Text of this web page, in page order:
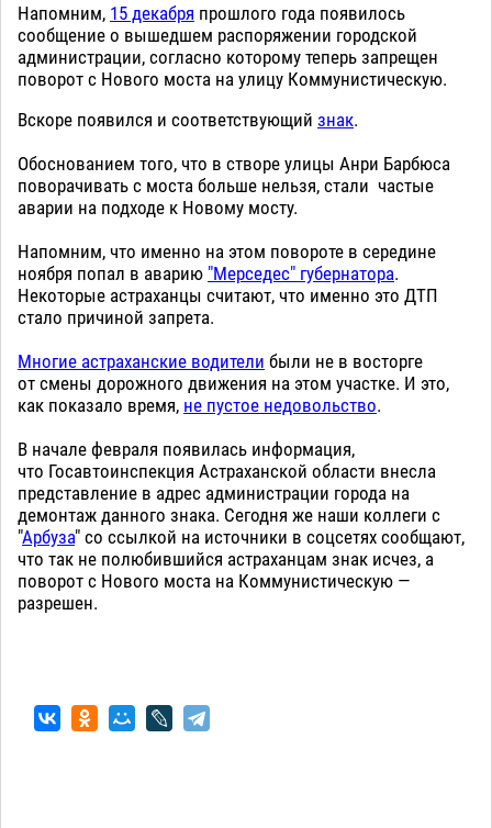
Напомним, 15 декабря прошлого года появилось
сообщение о вышедшем распоряжении городской
администрации, согласно которому теперь запрещен
поворот с Нового моста на улицу Коммунистическую.
Вскоре появился и соответствующий знак.
Обоснованием того, что в створе улицы Анри Барбюса
поворачивать с моста больше нельзя, стали частые
аварии на подходе к Новому мосту.
Напомним, что именно на этом повороте в середине
ноября попал в аварию "Мерседес" губернатора.
Некоторые астраханцы считают, что именно это ДТП
стало причиной запрета.
Многие астраханские водители были не в восторге
от смены дорожного движения на этом участке. И это,
как показало время, не пустое недовольство.
В начале февраля появилась информация,
что Госавтоинспекция Астраханской области внесла
представление в адрес администрации города на
демонтаж данного знака. Сегодня же наши коллеги с
"Арбуза" со ссылкой на источники в соцсетях сообщают,
что так не полюбившийся астраханцам знак исчез, а
поворот с Нового моста на Коммунистическую —
разрешен.